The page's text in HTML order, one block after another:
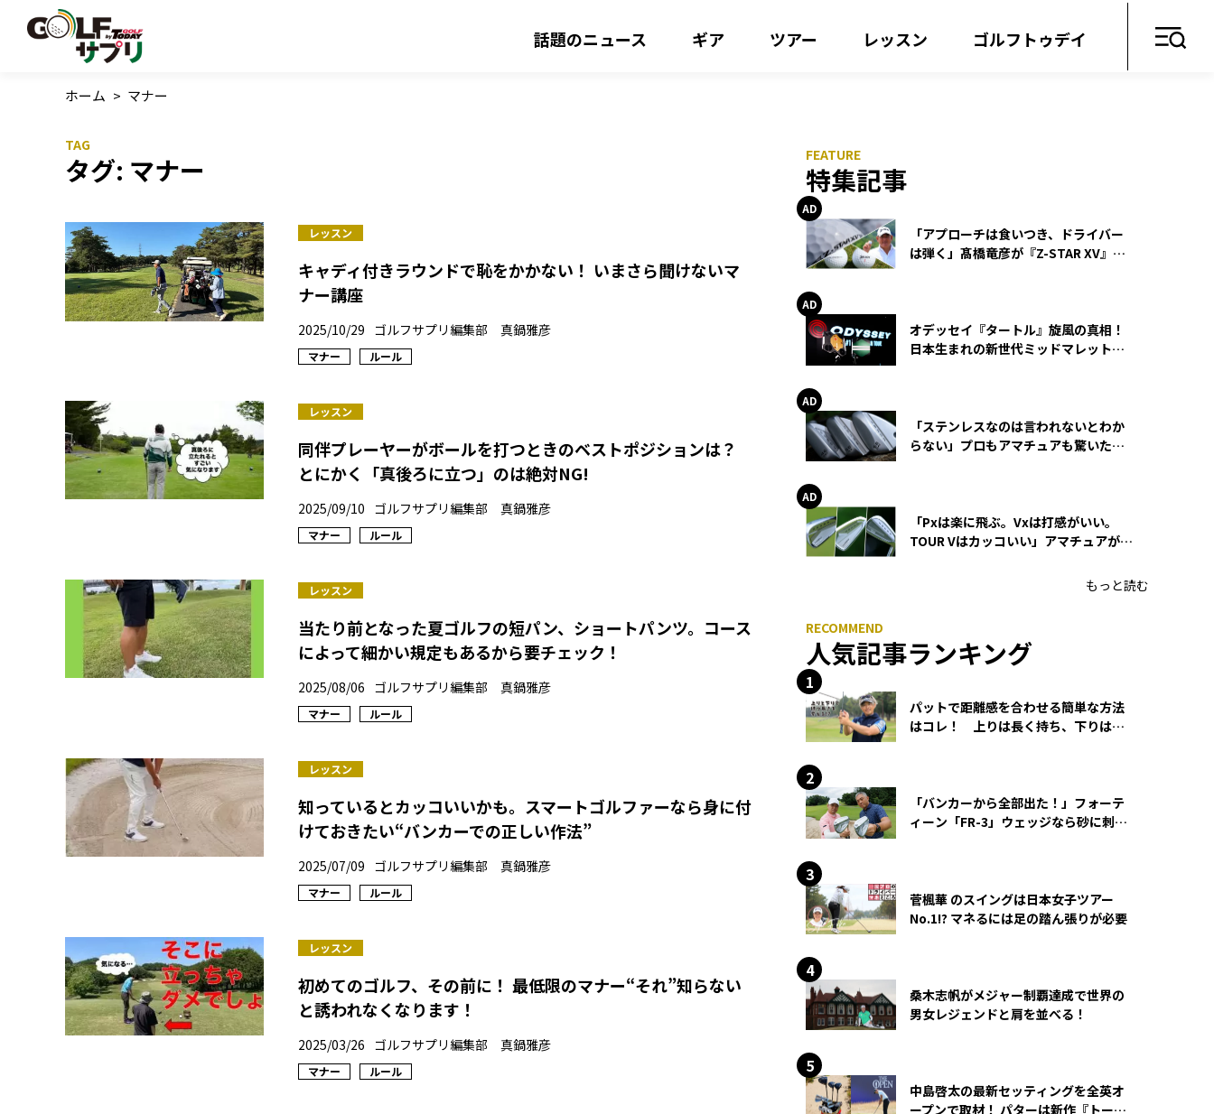
話題のニュース ギア ツアー レッスン ゴルフトゥデイ
ホーム > マナー
タグ: マナー
レッスン
キャディ付きラウンドで恥をかかない！ いまさら聞けないマ
ナー講座
2025/10/29 ゴルフサプリ編集部 真鍋雅彦
マナー ルール
レッスン
同伴プレーヤーがボールを打つときのベストポジションは？
とにかく「真後ろに立つ」のは絶対NG!
2025/09/10 ゴルフサプリ編集部 真鍋雅彦
マナー ルール
レッスン
当たり前となった夏ゴルフの短パン、ショートパンツ。コース
によって細かい規定もあるから要チェック！
2025/08/06 ゴルフサプリ編集部 真鍋雅彦
マナー ルール
レッスン
知っているとカッコいいかも。スマートゴルファーなら身に付
けておきたい“バンカーでの正しい作法”
2025/07/09 ゴルフサプリ編集部 真鍋雅彦
マナー ルール
レッスン
初めてのゴルフ、その前に！ 最低限のマナー“それ”知らない
と誘われなくなります！
2025/03/26 ゴルフサプリ編集部 真鍋雅彦
マナー ルール
特集記事
「アプローチは食いつき、ドライバー
は弾く」髙橋竜彦が『Z-STAR XV』を
オデッセイ『タートル』旋風の真相！
日本生まれの新世代ミッドマレットが
「ステンレスなのは言われないとわか
らない」プロもアマチュアも驚いた
「Pxは楽に飛ぶ。Vxは打感がいい。
TOUR Vはカッコいい」アマチュアが選
もっと読む
人気記事ランキング
パットで距離感を合わせる簡単な方法
はコレ！ 上りは長く持ち、下りは短
「バンカーから全部出た！」フォーテ
ィーン「FR-3」ウェッジなら砂に刺さ
菅楓華 のスイングは日本女子ツアー
No.1!? マネるには足の踏ん張りが必要
桑木志帆がメジャー制覇達成で世界の
男女レジェンドと肩を並べる！
中島啓太の最新セッティングを全英オ
ープンで取材！ パターは新作『トーチ